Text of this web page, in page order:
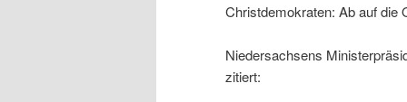
Christdemokraten: Ab auf die
Niedersachsens
zitiert: